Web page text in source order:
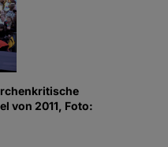
von 2011, Foto: